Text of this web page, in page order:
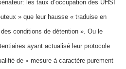
les taux d’occupation des UHSI
» que leur hausse « traduise en
conditions de détention ». Ou le
ayant actualisé leur protocole
de « mesure à caractère purement